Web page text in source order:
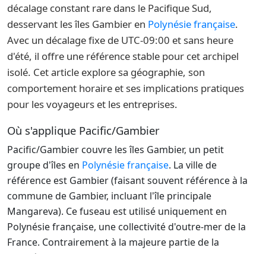
décalage constant rare dans le Pacifique Sud,
desservant les îles Gambier en Polynésie française.
Avec un décalage fixe de UTC-09:00 et sans heure
d'été, il offre une référence stable pour cet archipel
isolé. Cet article explore sa géographie, son
comportement horaire et ses implications pratiques
pour les voyageurs et les entreprises.
Où s'applique Pacific/Gambier
Pacific/Gambier couvre les îles Gambier, un petit
groupe d'îles en Polynésie française. La ville de
référence est Gambier (faisant souvent référence à la
commune de Gambier, incluant l'île principale
Mangareva). Ce fuseau est utilisé uniquement en
Polynésie française, une collectivité d'outre-mer de la
France. Contrairement à la majeure partie de la